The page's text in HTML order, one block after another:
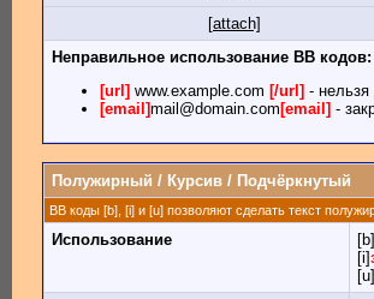
[attach]
Неправильное использование BB кодов:
[url] www.example.com [/url] -
[email]mail@domain.com [email] -
Полужирный / Курсив / Подчёркнутый
BB коды [b], [i] и [u] позволяют сделать текст
Использование [b]
[i]
[u]